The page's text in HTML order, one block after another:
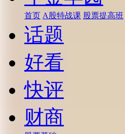
首页 A股特战课 股票提高班
话题
好看
快评
财商